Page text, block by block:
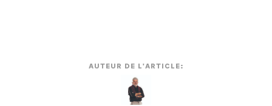
AUTEUR DE L'ARTICLE: